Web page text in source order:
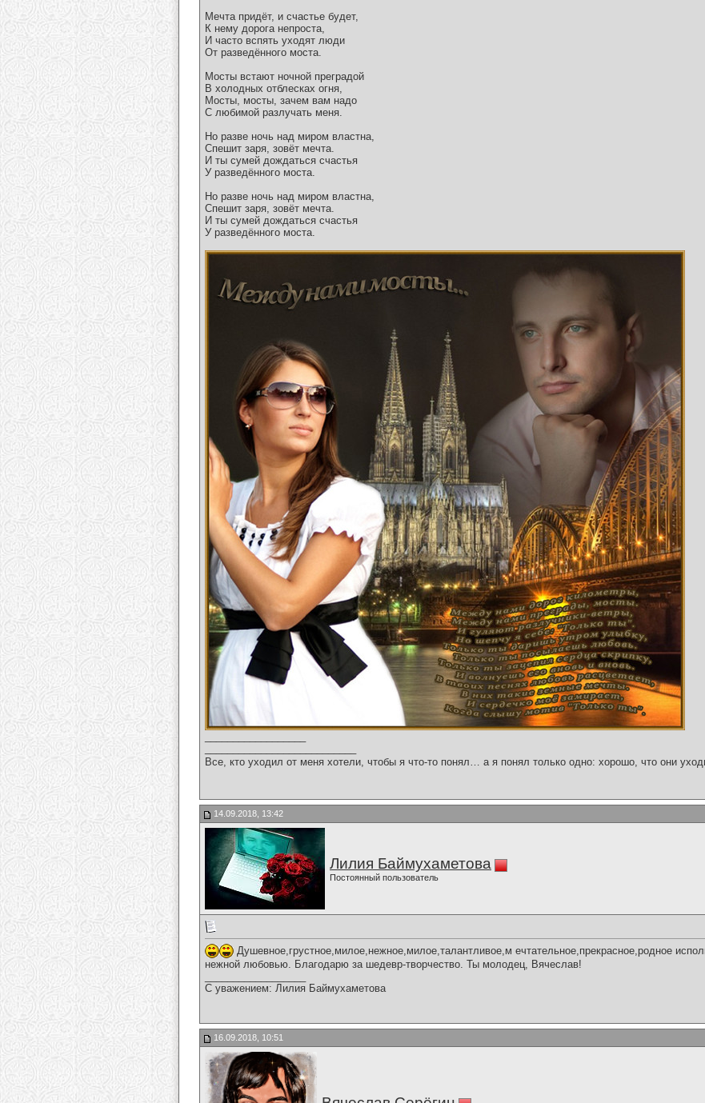
Мечта придёт, и счастье будет,
К нему дорога непроста,
И часто вспять уходят люди
От разведённого моста.
Мосты встают ночной преградой
В холодных отблесках огня,
Мосты, мосты, зачем вам надо
С любимой разлучать меня.
Но разве ночь над миром властна,
Спешит заря, зовёт мечта.
И ты сумей дождаться счастья
У разведённого моста.
Но разве ночь над миром властна,
Спешит заря, зовёт мечта.
И ты сумей дождаться счастья
У разведённого моста.
Все, кто уходил от меня хотели, чтобы я что-то понял… а я понял только одно: хорошо, что они
14.09.2018, 13:42
Лилия Баймухаметова
Постоянный пользователь
Душевное,грустное,милое,нежное,милое,талантливое,м ечтательное,прекрасное,родное
нежной любовью. Благодарю за шедевр-творчество. Ты молодец, Вячеслав!
С уважением: Лилия Баймухаметова
16.09.2018, 10:51